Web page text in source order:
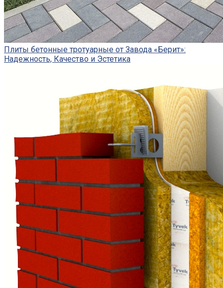
Плиты бетонные тротуарные от Завода «Берит»:
Надежность, Качество и Эстетика